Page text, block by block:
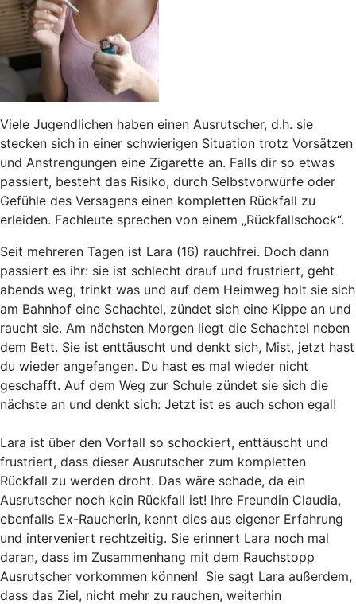
Viele Jugendlichen haben einen Ausrutscher, d.h. sie
stecken sich in einer schwierigen Situation trotz Vorsätzen
und Anstrengungen eine Zigarette an. Falls dir so etwas
passiert, besteht das Risiko, durch Selbstvorwürfe oder
Gefühle des Versagens einen kompletten Rückfall zu
erleiden. Fachleute sprechen von einem „Rückfallschock“.
Seit mehreren Tagen ist Lara (16) rauchfrei. Doch dann
passiert es ihr: sie ist schlecht drauf und frustriert, geht
abends weg, trinkt was und auf dem Heimweg holt sie sich
am Bahnhof eine Schachtel, zündet sich eine Kippe an und
raucht sie. Am nächsten Morgen liegt die Schachtel neben
dem Bett. Sie ist enttäuscht und denkt sich, Mist, jetzt hast
du wieder angefangen. Du hast es mal wieder nicht
geschafft. Auf dem Weg zur Schule zündet sie sich die
nächste an und denkt sich: Jetzt ist es auch schon egal!
Lara ist über den Vorfall so schockiert, enttäuscht und
frustriert, dass dieser Ausrutscher zum kompletten
Rückfall zu werden droht. Das wäre schade, da ein
Ausrutscher noch kein Rückfall ist! Ihre Freundin Claudia,
ebenfalls Ex-Raucherin, kennt dies aus eigener Erfahrung
und interveniert rechtzeitig. Sie erinnert Lara noch mal
daran, dass im Zusammenhang mit dem Rauchstopp
Ausrutscher vorkommen können! Sie sagt Lara außerdem,
dass das Ziel, nicht mehr zu rauchen, weiterhin